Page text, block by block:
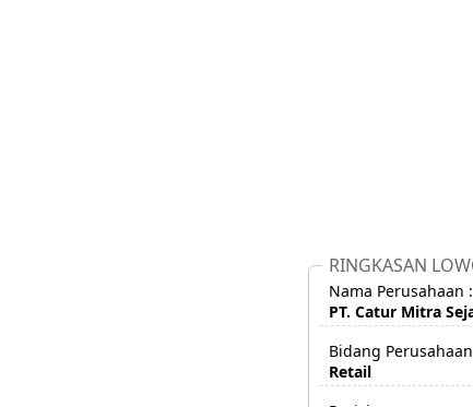
RINGKASAN
Nama Perusahaan :
PT. Catur Mitra
Bidang
Retail